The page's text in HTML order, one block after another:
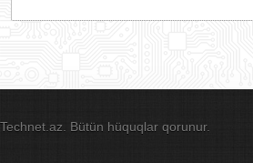
Technet.az. Bütün hüquqlar qorunur.